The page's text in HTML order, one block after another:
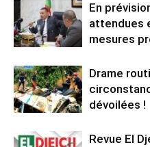
En
attendues
mesures
Drame
dévoilées !
Revue El